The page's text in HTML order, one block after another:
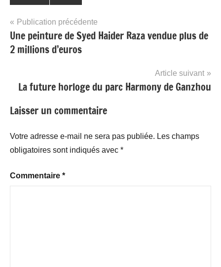
Navigation
de
l’article
Publication précédente
Une peinture de Syed Haider Raza vendue plus de
2 millions d’euros
Article suivant
La future horloge du parc Harmony de Ganzhou
Laisser un commentaire
Votre adresse e-mail ne sera pas publiée. Les champs
obligatoires sont indiqués avec *
Commentaire *